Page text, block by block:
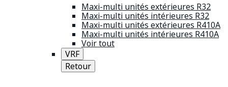
Maxi-multi unités extérieures R32
Maxi-multi unités intérieures R32
Maxi-multi unités extérieures R410A
Maxi-multi unités intérieures R410A
Voir tout
VRF
Retour